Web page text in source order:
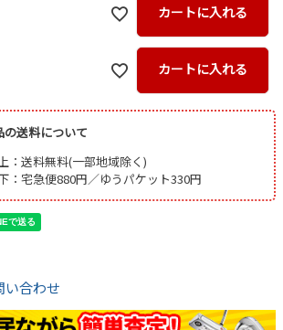
カートに入れる
カートに入れる
送料について
：送料無料(一部地域除く)
：宅急便880円／ゆうパケット330円
い合わせ